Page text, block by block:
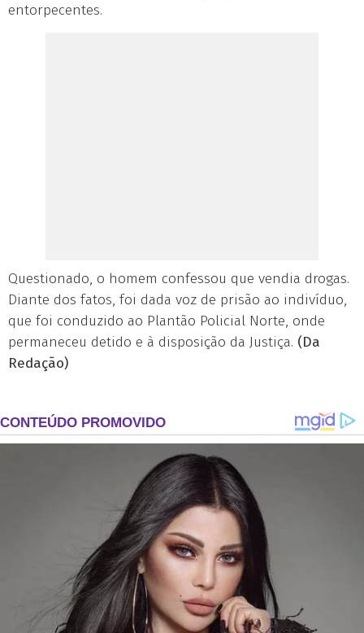
entorpecentes.
Questionado, o homem confessou que vendia drogas.
Diante dos fatos, foi dada voz de prisão ao indivíduo,
que foi conduzido ao Plantão Policial Norte, onde
permaneceu detido e à disposição da Justiça. (Da
Redação)